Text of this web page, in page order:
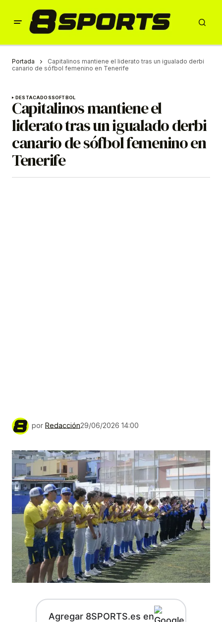
Portada
Capitalinos mantiene el liderato tras un igualado derbi
canario de sófbol femenino en Tenerife
DESTACADOSSOFTBOL
Capitalinos mantiene el
liderato tras un igualado derbi
canario de sófbol femenino en
Tenerife
por Redacción29/06/2026 14:00
Agregar 8SPORTS.es en